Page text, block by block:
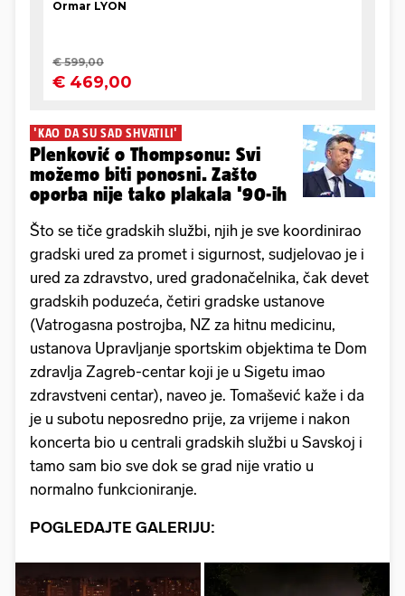
'KAO DA SU SAD SHVATILI'
Plenković o Thompsonu: Svi
možemo biti ponosni. Zašto
oporba nije tako plakala '90-ih
Što se tiče gradskih službi, njih je sve koordinirao
gradski ured za promet i sigurnost, sudjelovao je i
ured za zdravstvo, ured gradonačelnika, čak devet
gradskih poduzeća, četiri gradske ustanove
(Vatrogasna postrojba, NZ za hitnu medicinu,
ustanova Upravljanje sportskim objektima te Dom
zdravlja Zagreb-centar koji je u Sigetu imao
zdravstveni centar), naveo je. Tomašević kaže i da
je u subotu neposredno prije, za vrijeme i nakon
koncerta bio u centrali gradskih službi u Savskoj i
tamo sam bio sve dok se grad nije vratio u
normalno funkcioniranje.
POGLEDAJTE GALERIJU: